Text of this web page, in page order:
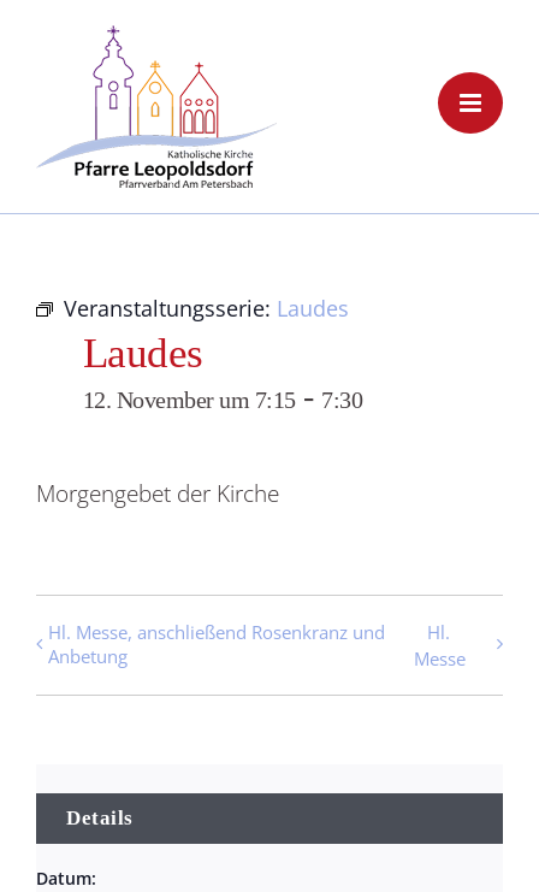
Veranstaltungsserie: Laudes
Laudes
12. November um 7:15- 7:30
Morgengebet der Kirche
Hl. Messe, anschließend Rosenkranz und
Anbetung
Hl.
Messe
Details
Datum: